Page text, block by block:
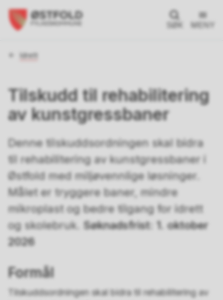
SØK MENY
Du
Idrett
Tilskudd til rehabilitering
av kunstgressbaner
Denne tilskuddsordningen skal bidra
til rehabilitering av kunstgressbaner i
Østfold med miljøvennlige løsninger.
Målet er tryggere baner, mindre
mikroplast og bedre tilgang for idrett
og skolebruk. Søknadsfrist: 1. oktober
2026
Formål
Tilskuddsordningen skal bidra til rehabilitering av